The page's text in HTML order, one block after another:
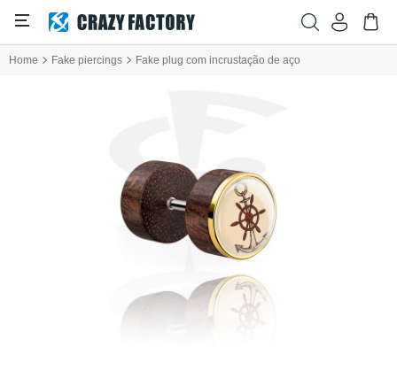
Home Fake piercings Fake plug com incrustação de aço